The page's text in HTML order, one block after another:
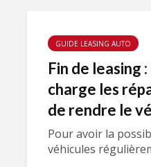
GUIDE LEASING AUTO
Fin de leasing
charge les
de rendre le
Pour avoir la
véhicules